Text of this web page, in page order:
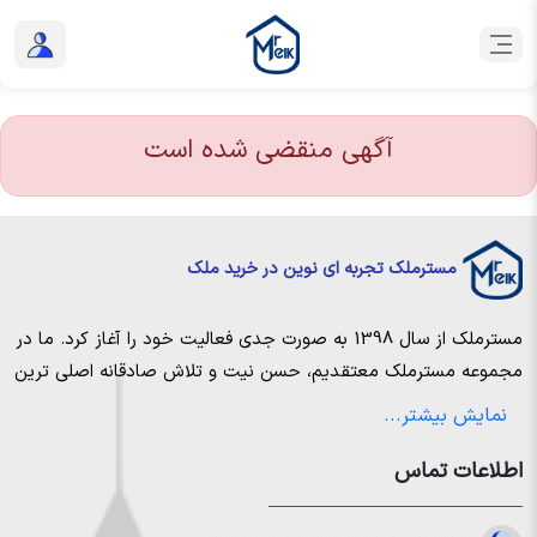
آگهی منقضی شده است
مسترملک تجربه ای نوین در خرید ملک
مسترملک
از سال 1398 به صورت جدی فعالیت خود را آغاز کرد. ما در
مجموعه مسترملک معتقدیم، حسن نیت و تلاش صادقانه اصلی ترین
عامل پیروزی و موفقیت در حوزه املاک بوده و از این رو تمام مساعی
مشتریانمان به ارمغان بیاوریم. مسترملک صرفاً در شهر های مرکزی
مازندران خرید و فروش ملک انجام می‌دهد. برای
خرید ملک در شمال
نمایش بیشتر...
اطلاعات تماس